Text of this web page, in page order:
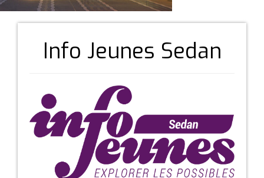
Info Jeunes Sedan